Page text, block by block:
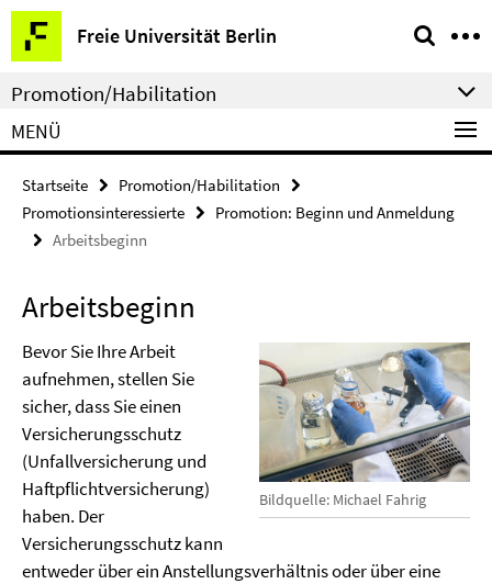
Springe
direkt
zu
Inhalt
Freie Universität Berlin
Service-
Navigation
Promotion/Habilitation
MENÜ
Startseite
Promotion/Habilitation
Promotionsinteressierte
Promotion: Beginn und Anmeldung
Arbeitsbeginn
Arbeitsbeginn
Bildquelle: Michael Fahrig
Bevor Sie Ihre Arbeit
aufnehmen, stellen Sie
sicher, dass Sie einen
Versicherungsschutz
(Unfallversicherung und
Haftpflichtversicherung)
haben. Der
Versicherungsschutz kann
entweder über ein Anstellungsverhältnis oder über eine